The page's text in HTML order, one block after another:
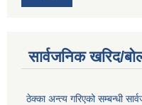
सार्वजनिक खरिद/
ठेक्का अन्त्य गरिएको सम्बन्धी